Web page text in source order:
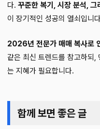
다. 꾸준한 복기, 시장 분석,
이 장기적인 성공의 열쇠입니
2026년 전문가 매매 복사로
같은 최신 트렌드를 참고하되,
는 지혜가 필요합니다.
함께 보면 좋은 글